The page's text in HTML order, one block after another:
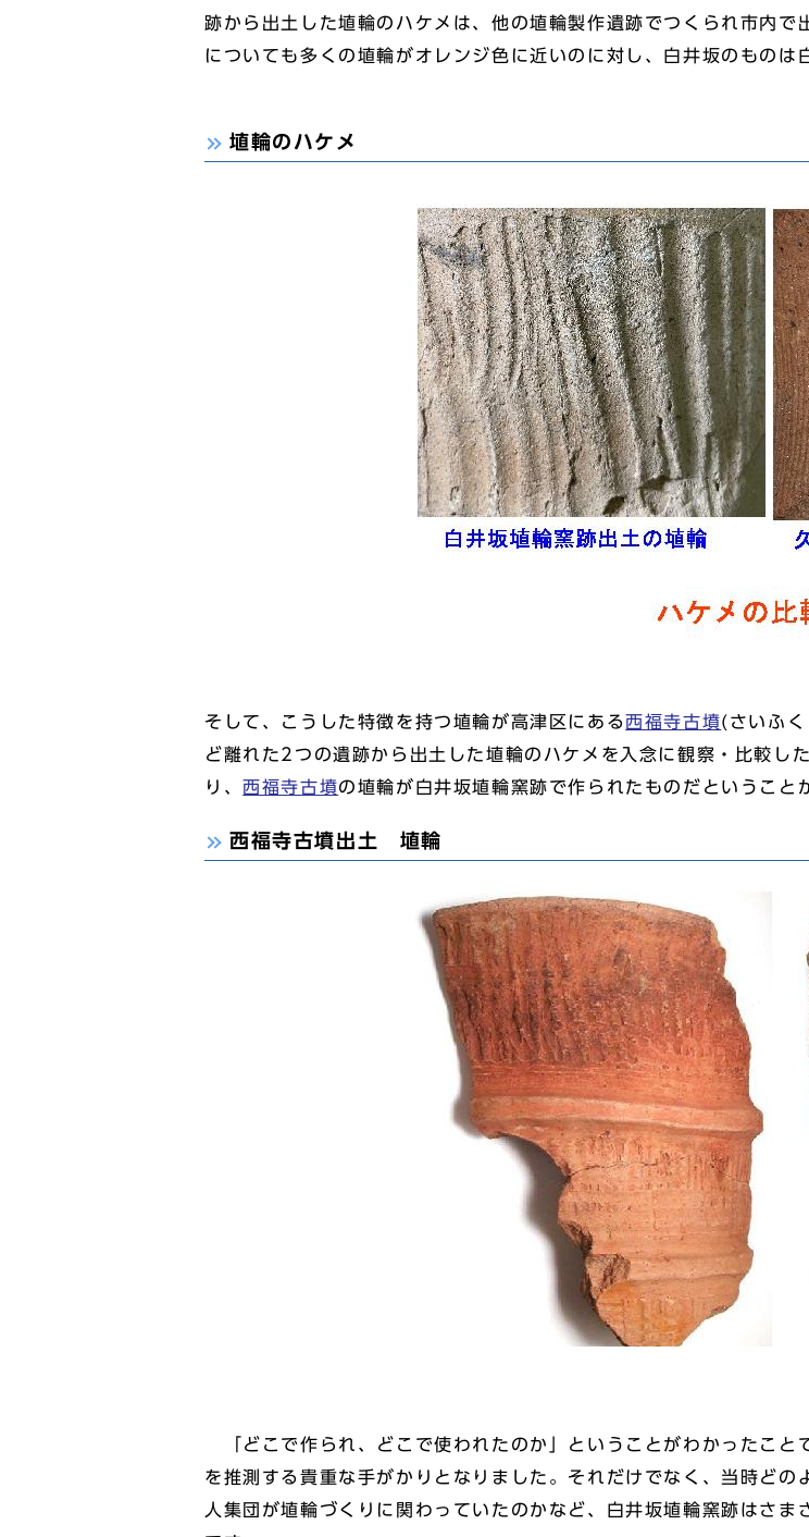
跡から出土した埴輪のハケメは、他の埴輪製作遺跡でつくられ市内
についても多くの埴輪がオレンジ色に近いのに対し、白井坂のものは
埴輪のハケメ
そして、こうした特徴を持つ埴輪が高津区にある西福寺古墳(さいふ
ど離れた2つの遺跡から出土した埴輪のハケメを入念に観察・比較し
り、西福寺古墳の埴輪が白井坂埴輪窯跡で作られたものだということ
西福寺古墳出土 埴輪
「どこで作られ、どこで使われたのか」ということがわかったこと
を推測する貴重な手がかりとなりました。それだけでなく、当時ど
人集団が埴輪づくりに関わっていたのかなど、白井坂埴輪窯跡はさ